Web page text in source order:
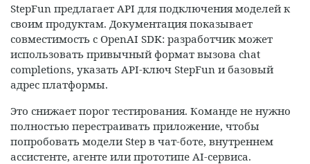
StepFun предлагает API для подключения моделей к
своим продуктам. Документация показывает
совместимость с OpenAI SDK: разработчик может
использовать привычный формат вызова chat
completions, указать API-ключ StepFun и базовый
адрес платформы.
Это снижает порог тестирования. Команде не нужно
полностью перестраивать приложение, чтобы
попробовать модели Step в чат-боте, внутреннем
ассистенте, агенте или прототипе AI-сервиса.